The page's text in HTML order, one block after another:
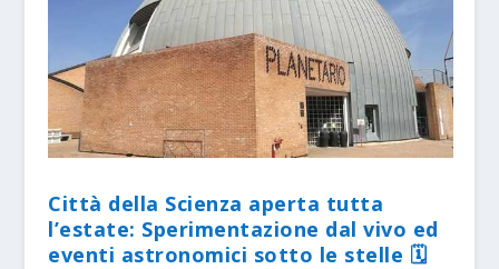
Città della Scienza aperta tutta
l’estate: Sperimentazione dal vivo ed
eventi astronomici sotto le stelle 🗓